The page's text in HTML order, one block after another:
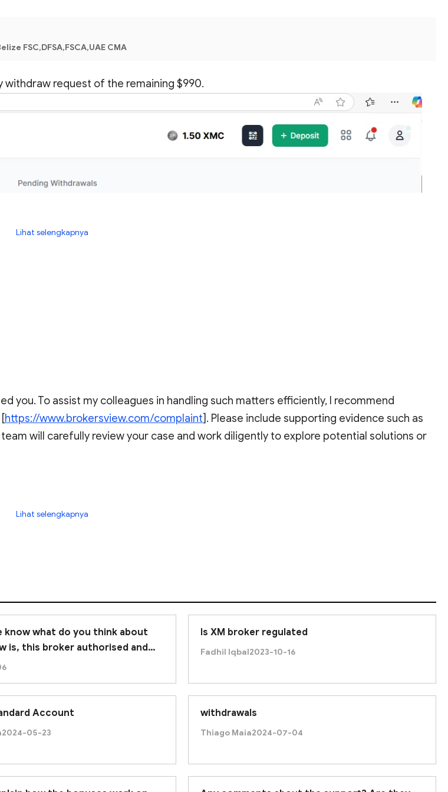
FSC,DFSA,FSCA,UAE CMA
withdraw request of the remaining $990.
Lihat selengkapnya
you. To assist my colleagues in handling such matters efficiently, I recommend
https://www.brokersview.com/complaint]. Please include supporting evidence such as
will carefully review your case and work diligently to explore potential solutions or
Lihat selengkapnya
know what do you think about
is, this broker authorised and
Is XM broker regulated
Fadhil Iqbal2023-10-16
Account
2024-05-23
withdrawals
Thiago Maia2024-07-04